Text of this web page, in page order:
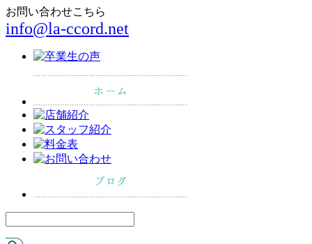
お問い合わせこちら
info@la-ccord.net